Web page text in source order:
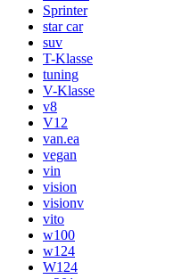
Sprinter
star car
suv
T-Klasse
tuning
V-Klasse
v8
V12
van.ea
vegan
vin
vision
visionv
vito
w100
w124
W124